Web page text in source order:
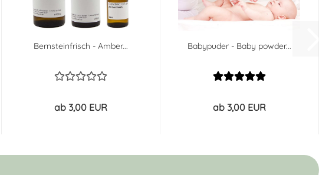
Bernsteinfrisch - Amber...
ab 3,00 EUR
Babypuder - Baby powder...
ab 3,00 EUR